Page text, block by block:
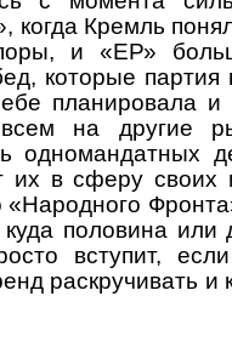
когда Кремль
и «ЕР»
которые
планировала и
на другие
одномандатных
их в сферу своих
«Народного
половина или
вступит,
раскручивать и